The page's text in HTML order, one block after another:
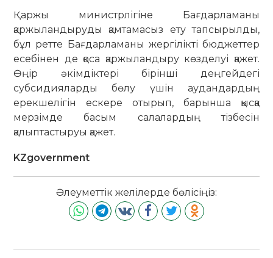
Қаржы министрлігіне Бағдарламаны
қаржыландыруды қамтамасыз ету тапсырылды,
бұл ретте Бағдарламаны жергілікті бюджеттер
есебінен де қоса қаржыландыру көзделуі қажет.
Өңір әкімдіктері бірінші деңгейдегі
субсидияларды бөлу үшін аудандардың
ерекшелігін ескере отырып, барынша қысқа
мерзімде басым салалардың тізбесін
қалыптастыруы қажет.
KZgovernment
Әлеуметтік желілерде бөлісіңіз: